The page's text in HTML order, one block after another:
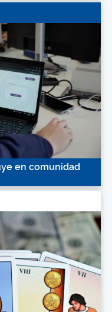
en comunidad